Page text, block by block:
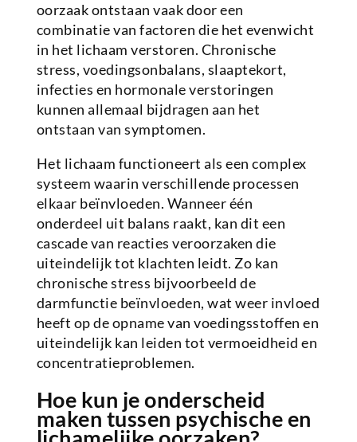
oorzaak ontstaan vaak door een
combinatie van factoren die het evenwicht
in het lichaam verstoren. Chronische
stress, voedingsonbalans, slaaptekort,
infecties en hormonale verstoringen
kunnen allemaal bijdragen aan het
ontstaan van symptomen.
Het lichaam functioneert als een complex
systeem waarin verschillende processen
elkaar beïnvloeden. Wanneer één
onderdeel uit balans raakt, kan dit een
cascade van reacties veroorzaken die
uiteindelijk tot klachten leidt. Zo kan
chronische stress bijvoorbeeld de
darmfunctie beïnvloeden, wat weer invloed
heeft op de opname van voedingsstoffen en
uiteindelijk kan leiden tot vermoeidheid en
concentratieproblemen.
Hoe kun je onderscheid
maken tussen psychische en